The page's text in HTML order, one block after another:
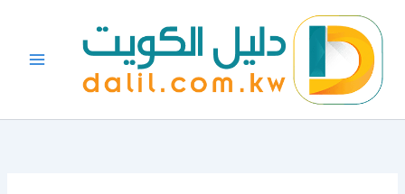
المحتوى